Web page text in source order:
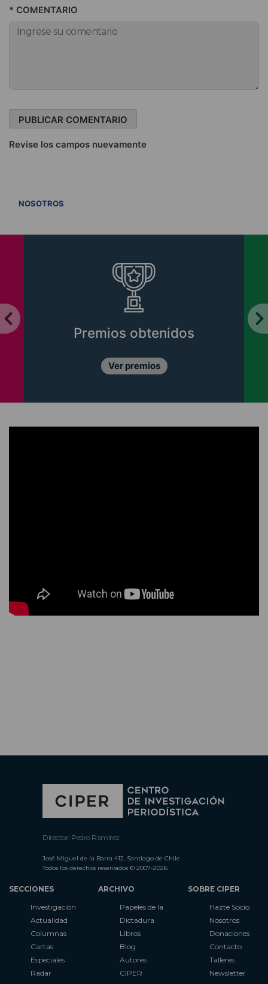
* COMENTARIO
Revise los campos nuevamente
NOSOTROS
Premios obtenidos
Ver premios
Director: Pedro Ramírez
José Miguel de la Barra 412, Santiago de Chile
Todos los derechos reservados © 2007-2026
SECCIONES
Investigación
Actualidad
Columnas
Cartas
Especiales
Radar
ARCHIVO
Papeles de la
Dictadura
Libros
Blog
Autores
CIPER
SOBRE CIPER
Hazte Socio
Nosotros
Donaciones
Contacto
Talleres
Newsletter